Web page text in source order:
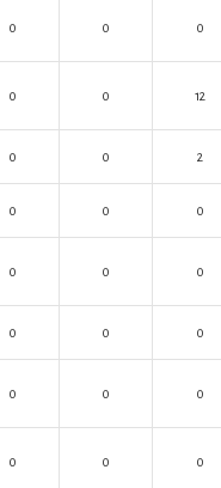
0 0 0
0 0 12
0 0 2
0 0 0
0 0 0
0 0 0
0 0 0
0 0 0